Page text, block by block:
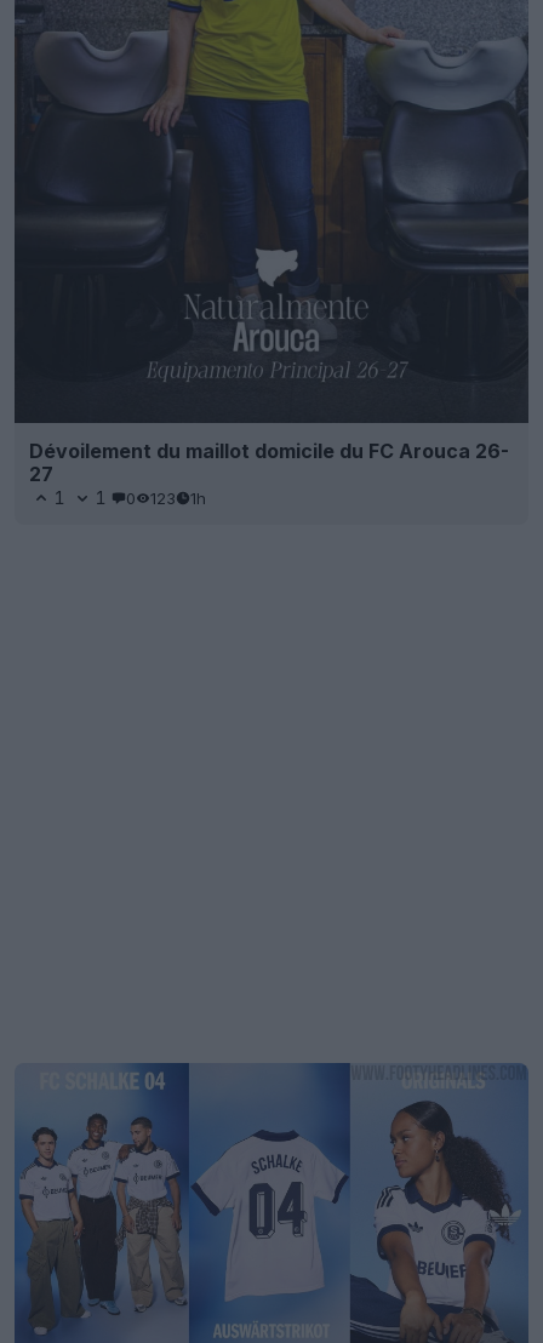
Dévoilement du maillot domicile du FC Arouca 26-
27
1 1 0 123 1h